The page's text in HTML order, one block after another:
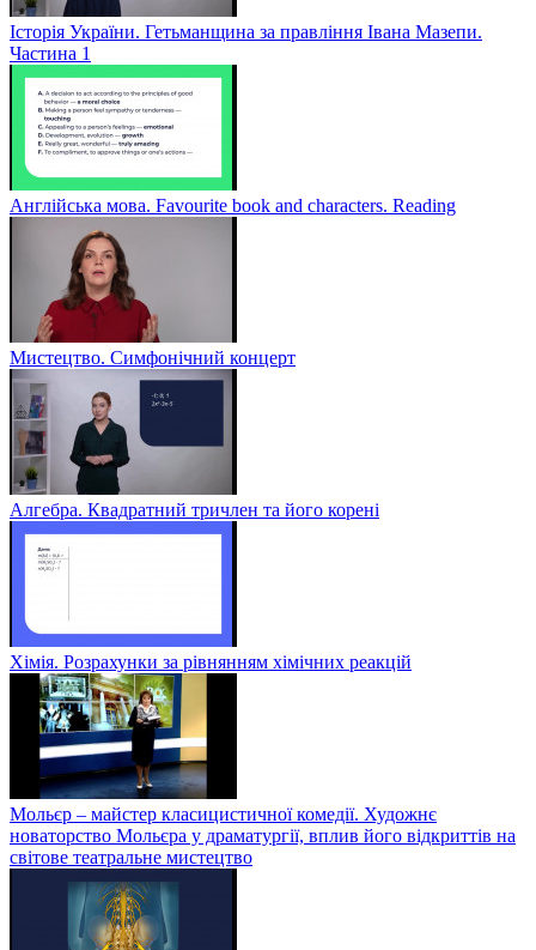
Історія України. Гетьманщина за правління Івана Мазепи.
Частина 1
Англійська мова. Favourite book and characters. Reading
Мистецтво. Симфонічний концерт
Алгебра. Квадратний тричлен та його корені
Хімія. Розрахунки за рівнянням хімічних реакцій
Мольєр – майстер класицистичної комедії. Художнє
новаторство Мольєра у драматургії, вплив його відкриттів на
світове театральне мистецтво